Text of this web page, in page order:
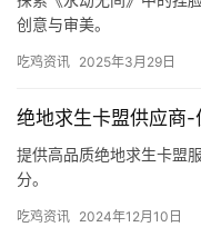
创意与审美。
吃鸡资讯 2025年3月29日
绝地求生卡盟供应商
提供高品质绝地求生卡盟
分。
吃鸡资讯 2024年12月10日